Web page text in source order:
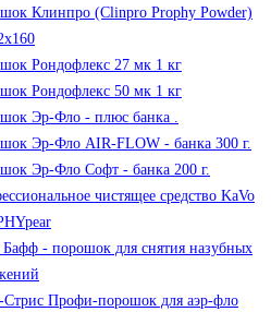
Клинпро (Clinpro Prophy Powder)
Рондофлекс 27 мк 1 кг
Рондофлекс 50 мк 1 кг
Эр-Фло - плюс банка .
Эр-Фло AIR-FLOW - банка 300 г.
Эр-Фло Софт - банка 200 г.
чистящее средство KaVo
- порошок для снятия назубных
Стрис Профи-порошок для аэр-фло